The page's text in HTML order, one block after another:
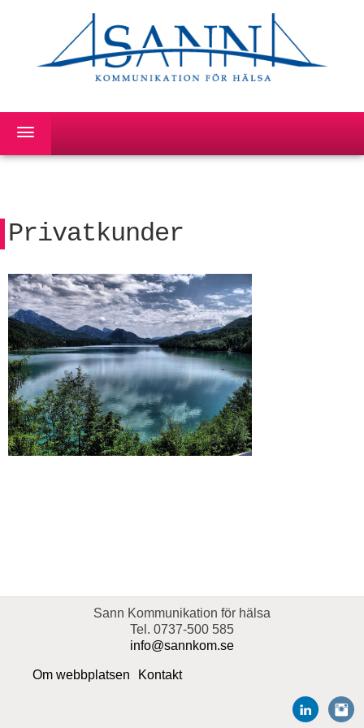
Privatkunder
Sann Kommunikation för hälsa
Tel. 0737-500 585
info@sannkom.se
Om webbplatsen Kontakt